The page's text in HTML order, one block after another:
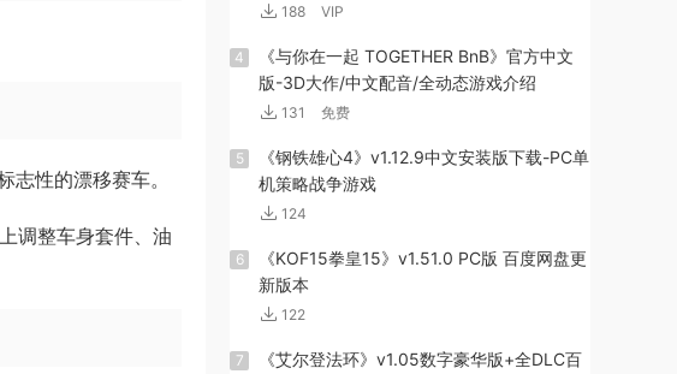
性的漂移赛车。
调整车身套件、油
188 VIP
4
《与你在一起 TOGETHER BnB》官方中文
版-3D大作/中文配音/全动态游戏介绍
131 免费
5
《钢铁雄心4》v1.12.9中文安装版下载-PC单
机策略战争游戏
124
6
《KOF15拳皇15》v1.51.0 PC版 百度网盘更
新版本
122
7
《艾尔登法环》v1.05数字豪华版+全DLC百